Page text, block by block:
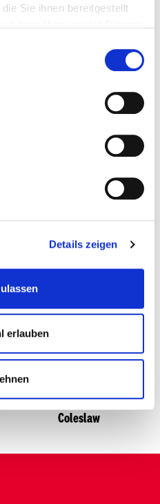
Sie ihnen bereitgestellt
Details zeigen
erlauben
Coleslaw